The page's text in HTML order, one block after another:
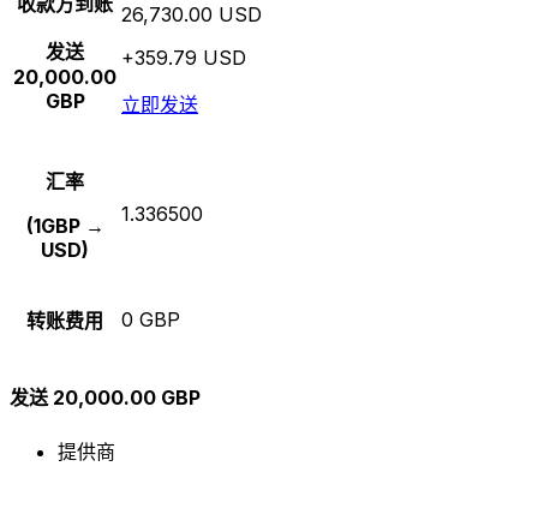
发送
20,000.00
GBP
26,730.00 USD
+359.79 USD
立即发送
汇率
(1GBP →
USD)
1.336500
转账费用 0 GBP
发送 20,000.00 GBP
提供商